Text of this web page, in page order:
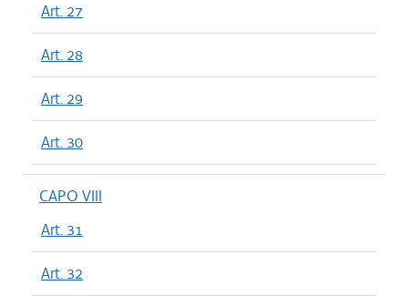
Art. 27
Art. 28
Art. 29
Art. 30
CAPO VIII
Art. 31
Art. 32